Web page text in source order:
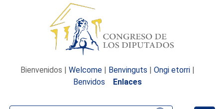
Bienvenidos | Welcome | Benvinguts | Ongi etorri |
Benvidos
Enlaces